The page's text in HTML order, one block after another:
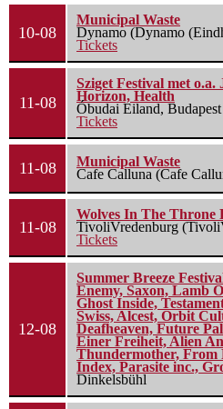
10-08
Municipal Waste
Dynamo (Dynamo
Tickets
11-08
Sziget Festival met
Horizon, Health
Óbudai Eiland, Budapest
Tickets
11-08
Municipal Waste
Cafe Calluna (Cafe
11-08
Wolves In The Throne
TivoliVredenburg
Tickets
12-08
Summer Breeze
Enemy, Saxon, Lamb
Ghost Inside,
Swiss, Alcest, Orbit
Deafheaven, Future
Einer Freiheit, Alien
Thundermother, From
Index, Parasite inc.,
Dinkelsbühl